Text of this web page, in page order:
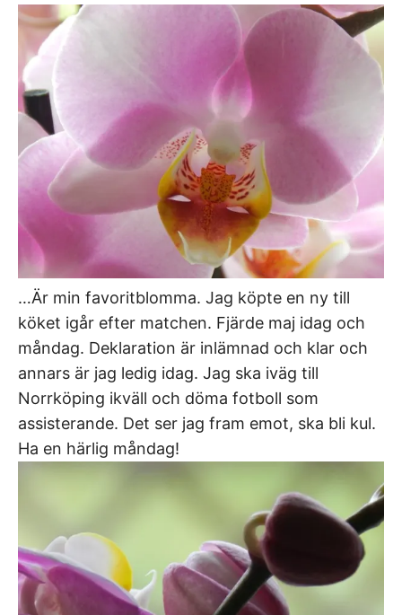
…Är min favoritblomma. Jag köpte en ny till
köket igår efter matchen. Fjärde maj idag och
måndag. Deklaration är inlämnad och klar och
annars är jag ledig idag. Jag ska iväg till
Norrköping ikväll och döma fotboll som
assisterande. Det ser jag fram emot, ska bli kul.
Ha en härlig måndag!